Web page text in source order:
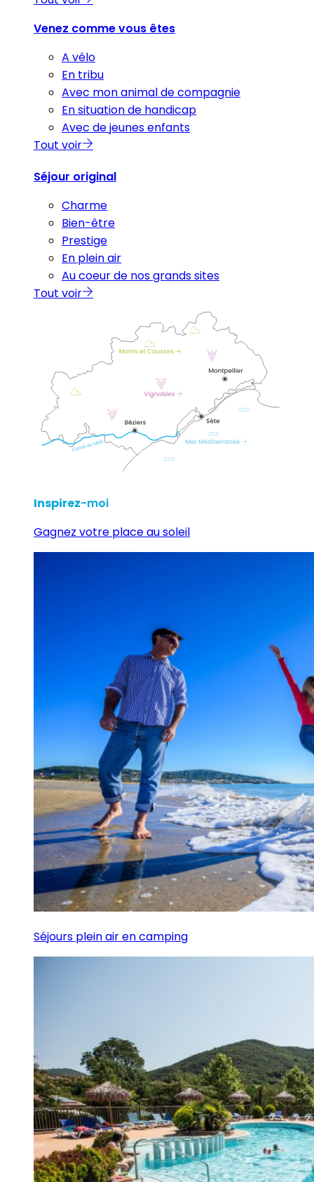
Venez comme vous êtes
A vélo
En tribu
Avec mon animal de compagnie
En situation de handicap
Avec de jeunes enfants
Tout voir
Séjour original
Charme
Bien-être
Prestige
En plein air
Au coeur de nos grands sites
Tout voir
Inspirez-moi
Gagnez votre place au soleil
Séjours plein air en camping